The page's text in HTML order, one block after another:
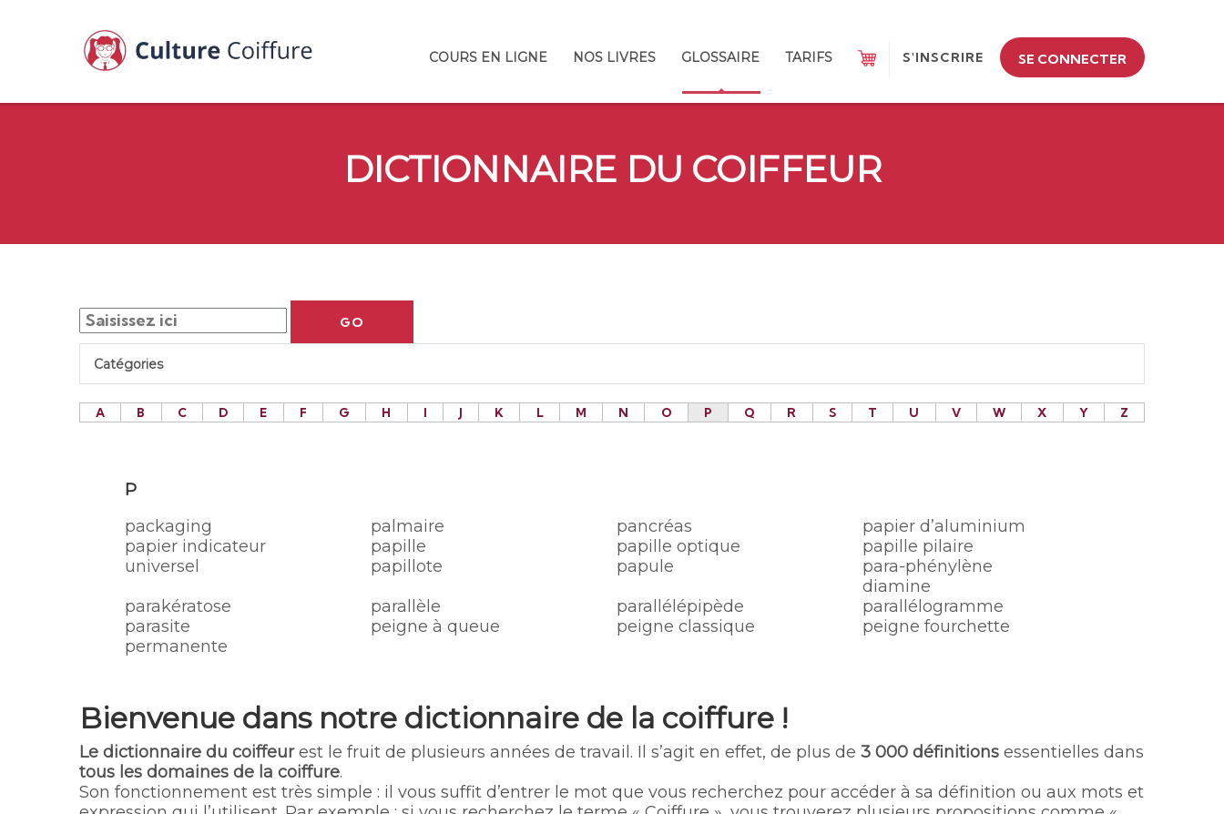
S'INSCRIRE SE CONNECTER
COURS EN LIGNE NOS LIVRES GLOSSAIRE TARIFS
DICTIONNAIRE DU COIFFEUR
GO
Catégories
A B C D E F G H I J K L M N O P Q R S T U V W X Y Z
P
packaging
palmaire pancréas
papier d’aluminium
papier indicateur
universel
papille papille optique
papille pilaire
papillote
papule
para-phénylène
diamine
parakératose
parallèle parallélépipède
parallélogramme
parasite
peigne à queue peigne classique
peigne fourchette
permanente
Bienvenue dans notre dictionnaire de la coiffure !
Le dictionnaire du coiffeurest le fruit de plusieurs années de travail. Il s’agit en effet, de plus de 3 000 définitions essentielles dans
tous les domaines de la coiffure.
Son fonctionnement est très simple : il vous suffit d’entrer le mot que vous recherchez pour accéder à sa définition ou aux mots et